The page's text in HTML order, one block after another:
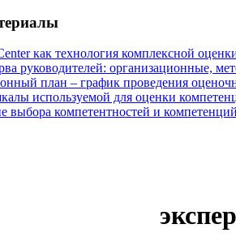
как технология комплексной
руководителей: организационные,
план – график проведения
используемой для оценки
выбора компетентностей и